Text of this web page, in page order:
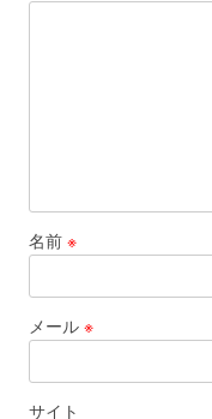
名前 ※
メール ※
サイト